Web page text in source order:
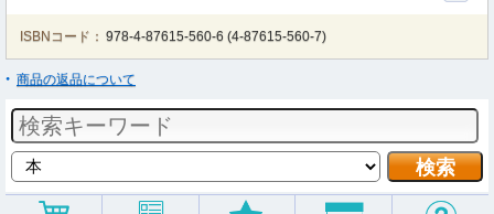
ISBNコード： 978-4-87615-560-6 (4-87615-560-7)
商品の返品について